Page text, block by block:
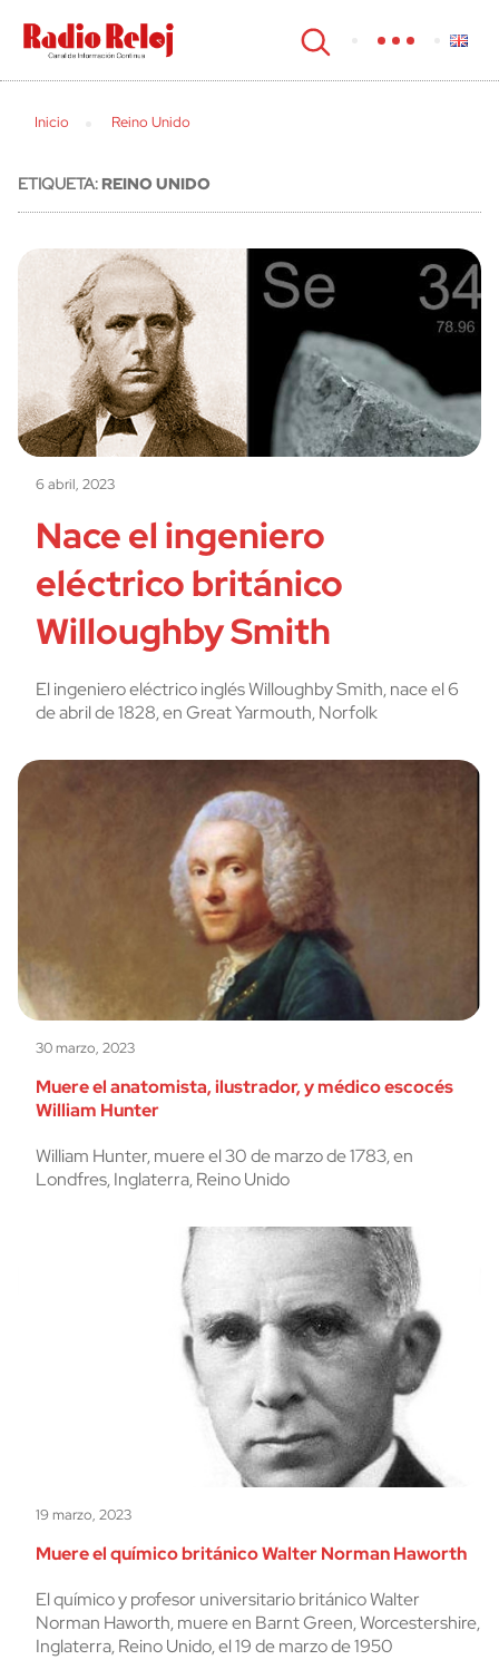
cerrar
Inicio Reino Unido
ETIQUETA:REINO UNIDO
6 abril, 2023
Nace el ingeniero
eléctrico británico
Willoughby Smith
El ingeniero eléctrico inglés Willoughby Smith, nace el 6
de abril de 1828, en Great Yarmouth, Norfolk
30 marzo, 2023
Muere el anatomista, ilustrador, y médico escocés
William Hunter
William Hunter, muere el 30 de marzo de 1783, en
Londfres, Inglaterra, Reino Unido
19 marzo, 2023
Muere el químico británico Walter Norman Haworth
El químico y profesor universitario británico Walter
Norman Haworth, muere en Barnt Green, Worcestershire,
Inglaterra, Reino Unido, el 19 de marzo de 1950